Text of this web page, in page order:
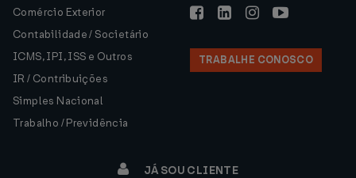
Comércio Exterior
Contabilidade / Societário
ICMS, IPI, ISS e Outros
IR / Contribuições
Simples Nacional
Trabalho / Previdência
TRABALHE CONOSCO
JÁ SOU CLIENTE